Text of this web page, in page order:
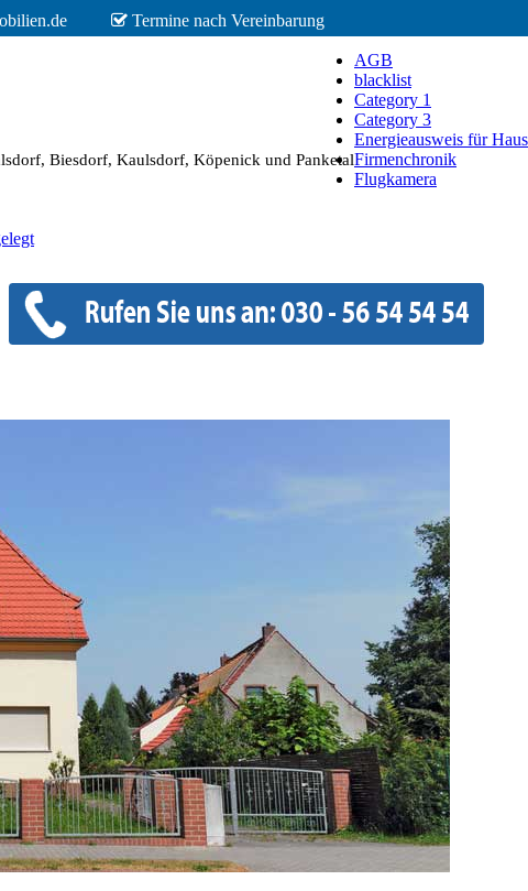
Termine nach Vereinbarung
Biesdorf, Kaulsdorf, Köpenick und Panketal
AGB
blacklist
Category 1
Category 3
Energieausweis für
Firmenchronik
Flugkamera